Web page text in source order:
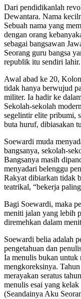
Dari pendidikanlah
Dewantara. Nama
Sebuah nama yang
dengan orang
sebagai bangsawan
Seorang guru bangsa
republik itu sendiri lahir.
Awal abad ke 20,
tidak hanya berwujud
militer. Ia hadir ke
Sekolah-sekolah
segelintir elite pribumi,
buta huruf, dibiasakan
Soewardi muda
bangsanya, sekolah-
Bangsanya masih
menyadari belenggu
Rakyat dibiarkan tidak
teatrikal, “bekerja
Bagi Soewardi, maka
meniti jalan yang lebih
diremehkan dalam
Soewardi belia adalah
pengetahuan dan
Ia menulis bukan untuk
mengkoreksinya.
merayakan seratus
menulis esai yang
(Seandainya Aku